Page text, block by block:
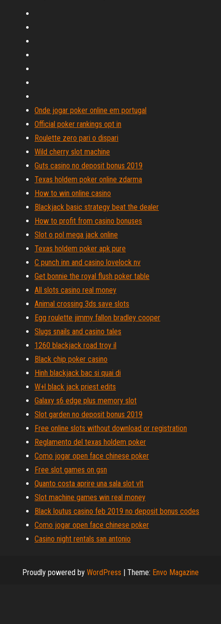
Onde jogar poker online em portugal
Official poker rankings opt in
Roulette zero pari o dispari
Wild cherry slot machine
Guts casino no deposit bonus 2019
Texas holdem poker online zdarma
How to win online casino
Blackjack basic strategy beat the dealer
How to profit from casino bonuses
Slot o pol mega jack online
Texas holdem poker apk pure
C punch inn and casino lovelock nv
Get bonnie the royal flush poker table
All slots casino real money
Animal crossing 3ds save slots
Egg roulette jimmy fallon bradley cooper
Slugs snails and casino tales
1260 blackjack road troy il
Black chip poker casino
Hinh blackjack bac si quai di
W+l black jack priest edits
Galaxy s6 edge plus memory slot
Slot garden no deposit bonus 2019
Free online slots without download or registration
Reglamento del texas holdem poker
Como jogar open face chinese poker
Free slot games on gsn
Quanto costa aprire una sala slot vlt
Slot machine games win real money
Black loutus casino feb 2019 no deposit bonus codes
Como jogar open face chinese poker
Casino night rentals san antonio
Proudly powered by WordPress | Theme: Envo Magazine